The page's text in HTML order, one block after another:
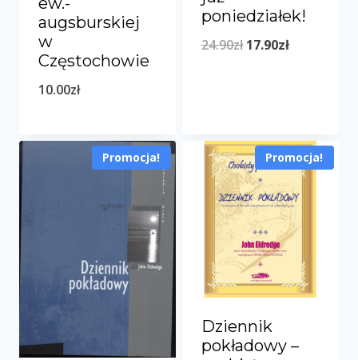
augsburskiej
w
Częstochowie
10.00zł
poniedziałek!
24.90zł Pierwotna
17.90złAktualna
Promocja! Promocja!
Dziennik
pokładowy –